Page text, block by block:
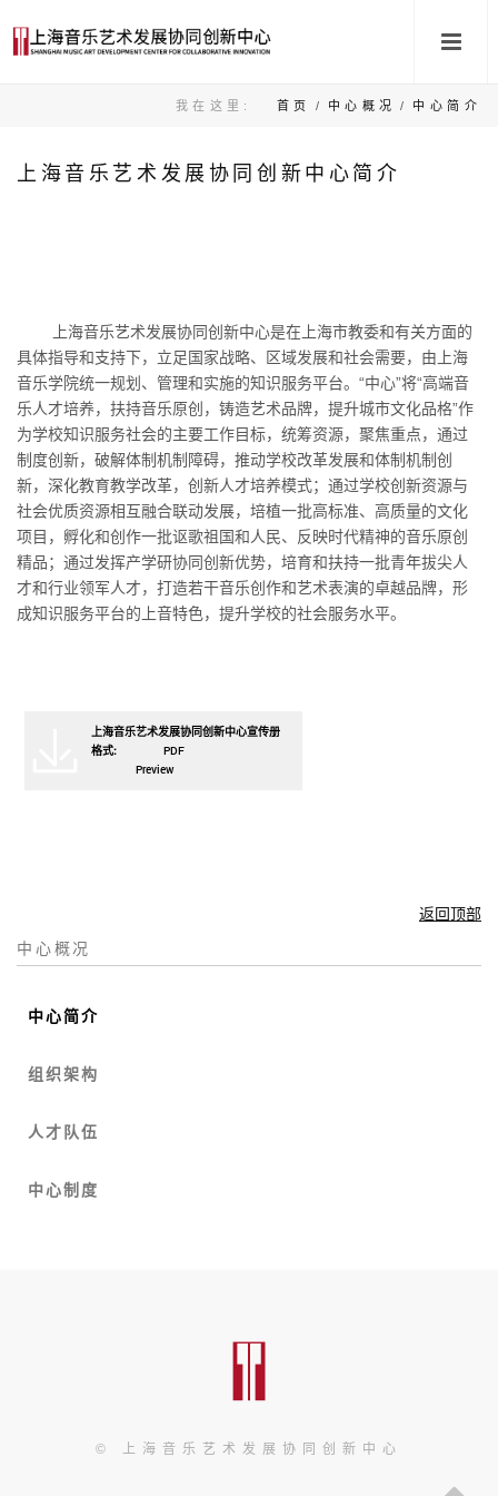
我在这里: 首页 / 中心概况 / 中心简介
上海音乐艺术发展协同创新中心简介
上海音乐艺术发展协同创新中心是在上海市教委和有关方面的
具体指导和支持下，立足国家战略、区域发展和社会需要，由上海
音乐学院统一规划、管理和实施的知识服务平台。“中心”将“高端音
乐人才培养，扶持音乐原创，铸造艺术品牌，提升城市文化品格”作
为学校知识服务社会的主要工作目标，统筹资源，聚焦重点，通过
制度创新，破解体制机制障碍，推动学校改革发展和体制机制创
新，深化教育教学改革，创新人才培养模式；通过学校创新资源与
社会优质资源相互融合联动发展，培植一批高标准、高质量的文化
项目，孵化和创作一批讴歌祖国和人民、反映时代精神的音乐原创
精品；通过发挥产学研协同创新优势，培育和扶持一批青年拔尖人
才和行业领军人才，打造若干音乐创作和艺术表演的卓越品牌，形
成知识服务平台的上音特色，提升学校的社会服务水平。
上海音乐艺术发展协同创新中心宣传册
格式:
PDF
Preview
返回顶部
中心概况
中心简介
组织架构
人才队伍
中心制度
© 上海音乐艺术发展协同创新中心